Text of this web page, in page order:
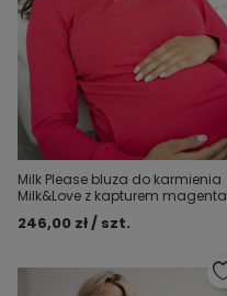
Milk Please bluza do karmienia
Milk&Love z kapturem magenta
246,00 zł / szt.